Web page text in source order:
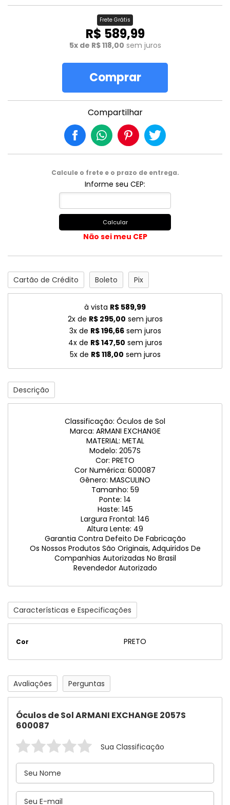
Frete Grátis
R$ 589,99
5x de R$ 118,00 sem juros
Comprar
Compartilhar
Calcule o frete e o prazo de entrega.
Informe seu CEP:
Calcular
Não sei meu CEP
Cartão de Crédito Boleto Pix
à vista R$ 589,99
2x de R$ 295,00 sem juros
3x de R$ 196,66sem juros
4x de R$ 147,50 sem juros
5x de R$ 118,00 sem juros
Descrição
Classificação: Óculos de Sol
Marca: ARMANI EXCHANGE
MATERIAL: METAL
Modelo: 2057S
Cor: PRETO
Cor Numérica: 600087
Gênero: MASCULINO
Tamanho: 59
Ponte: 14
Haste: 145
Largura Frontal: 146
Altura Lente: 49
Garantia Contra Defeito De Fabricação
Os Nossos Produtos São Originais, Adquiridos De
Companhias Autorizadas No Brasil
Revendedor Autorizado
Características e Especificações
Cor PRETO
Avaliações Perguntas
Óculos de Sol ARMANI EXCHANGE 2057S
600087
Sua Classificação